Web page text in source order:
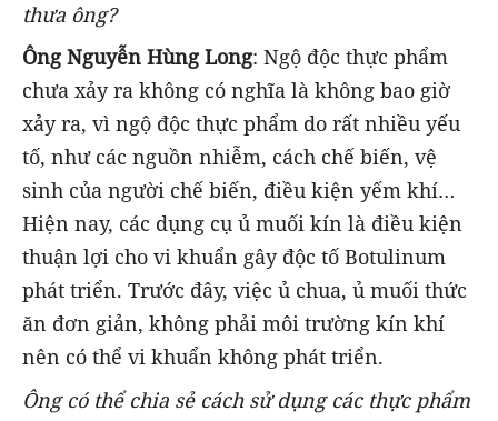
thưa ông?
Ông Nguyễn Hùng Long: Ngộ độc thực phẩm
chưa xảy ra không có nghĩa là không bao giờ
xảy ra, vì ngộ độc thực phẩm do rất nhiều yếu
tố, như các nguồn nhiễm, cách chế biến, vệ
sinh của người chế biến, điều kiện yếm khí…
Hiện nay, các dụng cụ ủ muối kín là điều kiện
thuận lợi cho vi khuẩn gây độc tố Botulinum
phát triển. Trước đây, việc ủ chua, ủ muối thức
ăn đơn giản, không phải môi trường kín khí
nên có thể vi khuẩn không phát triển.
Ông có thể chia sẻ cách sử dụng các thực phẩm